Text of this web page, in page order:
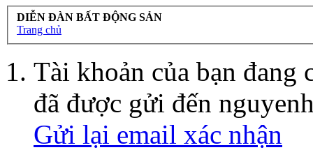
DIỄN ĐÀN BẤT ĐỘNG SẢN
Trang chủ
Tài khoản của bạn đang
đã được gửi đến
Gửi lại email xác nhận